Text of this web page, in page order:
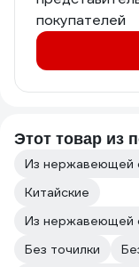
покупателей
Этот товар из
Из нержавеющей
Китайские
Из нержавеющей
Без точилки